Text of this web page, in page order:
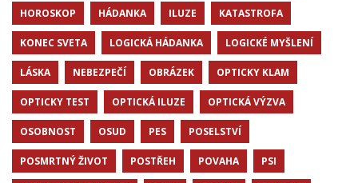
HOROSKOP HÁDANKA ILUZE KATASTROFA
KONEC SVETA LOGICKÁ HÁDANKA LOGICKÉ MYŠLENÍ
LÁSKA NEBEZPEČÍ OBRÁZEK OPTICKY KLAM
OPTICKY TEST OPTICKÁ ILUZE OPTICKÁ VÝZVA
OSOBNOST OSUD PES POSELSTVÍ
POSMRTNÝ ŽIVOT POSTŘEH POVAHA PSI